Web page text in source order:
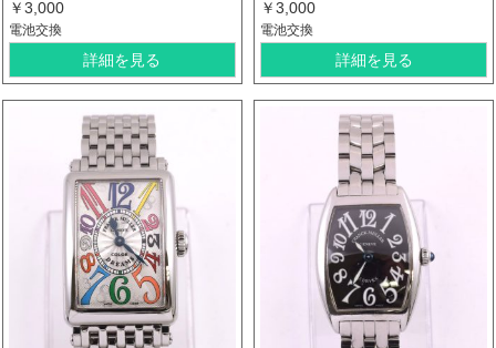
￥3,000
電池交換
詳細を見る
￥3,000
電池交換
詳細を見る